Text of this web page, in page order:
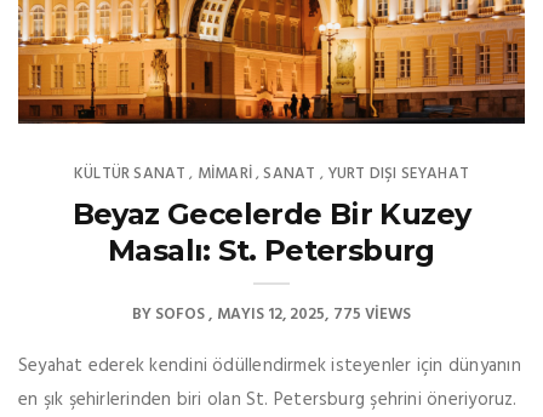
KÜLTÜR SANAT , MIMARI,SANAT , YURT DIŞI SEYAHAT
Beyaz Gecelerde Bir Kuzey
Masalı: St. Petersburg
BYSOFOS MAYIS 12, 2025 775 VIEWS
Seyahat ederek kendini ödüllendirmek isteyenler için dünyanın
en şık şehirlerinden biri olan St. Petersburg şehrini öneriyoruz.